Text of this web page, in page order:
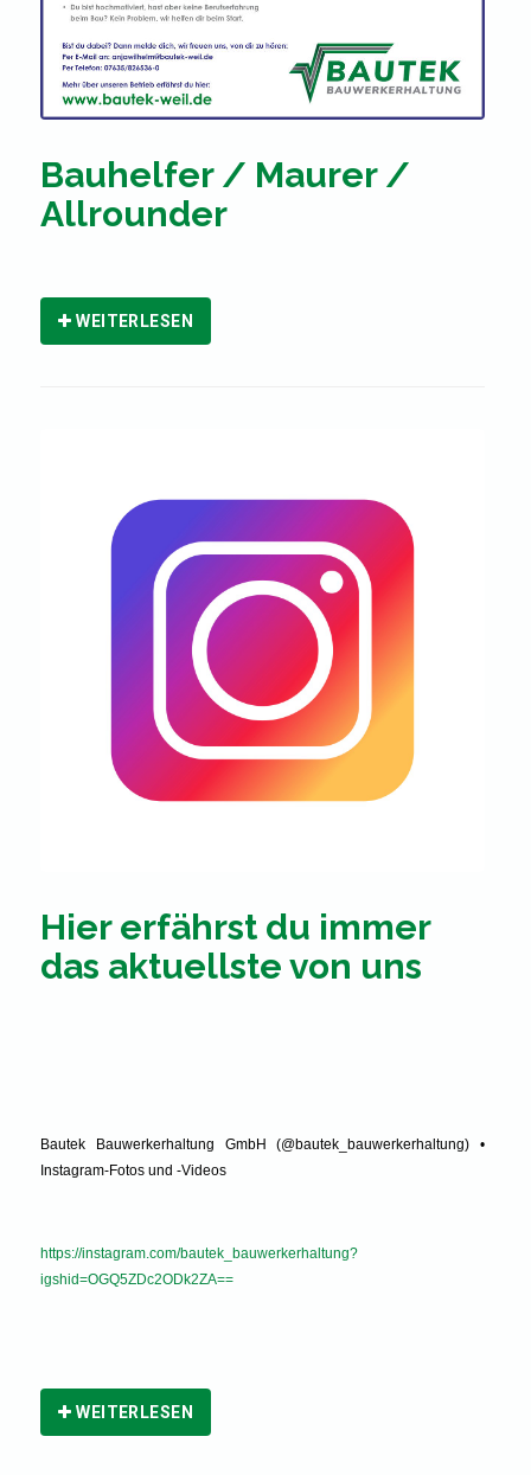
Bauhelfer / Maurer /
Allrounder
WEITERLESEN
Hier erfährst du immer
das aktuellste von uns
Bautek Bauwerkerhaltung GmbH (@bautek_bauwerkerhaltung) •
Instagram-Fotos und -Videos
https://instagram.com/bautek_bauwerkerhaltung?
igshid=OGQ5ZDc2ODk2ZA==
WEITERLESEN